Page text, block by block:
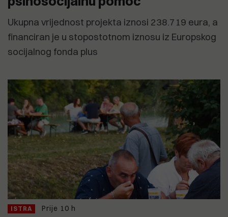
Ukupna vrijednost projekta iznosi 238.719 eura, a
financiran je u stopostotnom iznosu iz Europskog
socijalnog fonda plus
ISTRA Prije 10 h